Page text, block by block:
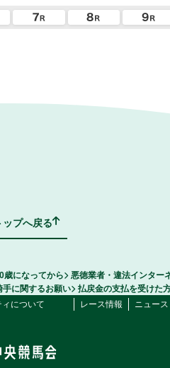
プへ戻る
歳になってから
悪徳業者・違法インター
に関するお願い
払戻金の支払を受けた
について レース情報 ニュース